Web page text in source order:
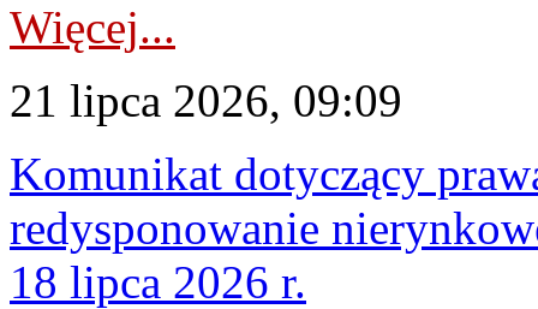
Więcej...
21 lipca 2026, 09:09
Komunikat dotyczący
redysponowanie
18 lipca 2026 r.